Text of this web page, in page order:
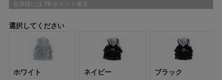
会員様には 70 ポイント進呈
選択してください
ホワイト ネイビー ブラック